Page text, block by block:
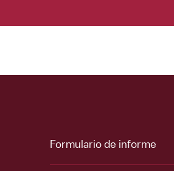
Formulario de informe